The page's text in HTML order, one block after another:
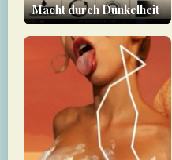
Macht durch Dunkelheit